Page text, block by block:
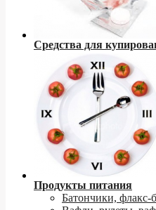
Средства для
Продукты питания
Батончики,